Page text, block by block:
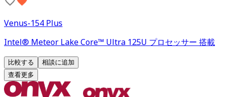
Venus-154 Plus
Intel® Meteor Lake Core™ Ultra 125U プロセッサー 搭載
比較する
相談に追加
查看更多